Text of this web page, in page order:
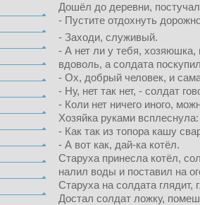
Дошёл до деревни,
- Пустите отдохнуть
- Заходи, служивый.
- А нет ли у тебя, хозяюшка,
вдоволь, а солдата
- Ох, добрый человек, и
- Ну, нет так нет, - солдат
- Коли нет ничего иного,
Хозяйка руками всплеснула:
- Как так из топора кашу
- А вот как, дай-ка котёл.
Старуха принесла котёл,
налил воды и поставил на
Старуха на солдата глядит,
Достал солдат ложку,